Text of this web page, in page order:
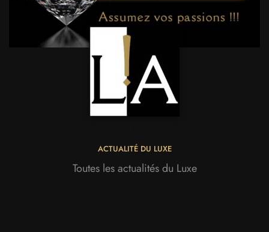
ACTUALITÉ DU LUXE
Toutes les actualités du Luxe